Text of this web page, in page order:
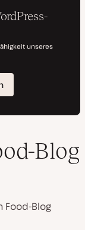
Blog
Food-Blog